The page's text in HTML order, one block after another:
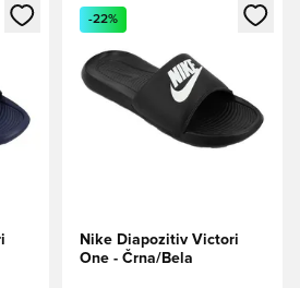
ali vpis kot članOdpre Modal za prijavo ali
-22%
Nike Diapozitiv Victori
One - Črna/Bela